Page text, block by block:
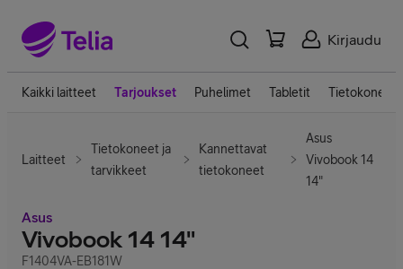
Kirjaudu
Kaikki laitteet Tarjoukset Puhelimet Tabletit Tietokoneet
Laitteet
Tietokoneet ja
tarvikkeet
Kannettavat
tietokoneet
Asus
Vivobook 14
14"
Asus
Vivobook 14 14"
F1404VA-EB181W